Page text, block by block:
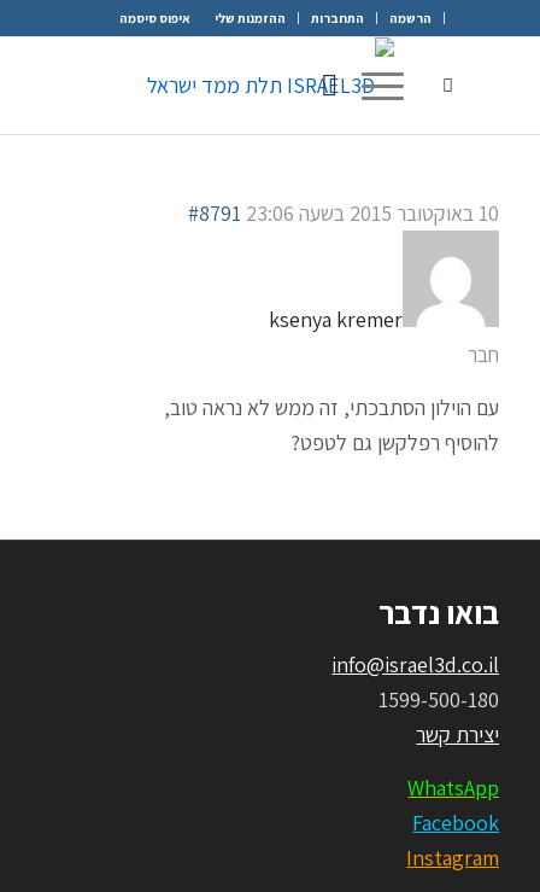
הרשמה התחברות ההזמנות שלי איפוס סיסמה
10 באוקטובר 2015 בשעה 23:06 #8791
ksenya kremer
חבר
עם הוילון הסתבכתי, זה ממש לא נראה טוב,
להוסיף רפלקשן גם לטפט?
בואו נדבר
info@israel3d.co.il
1599-500-180
יצירת קשר
WhatsApp
Facebook
Instagram